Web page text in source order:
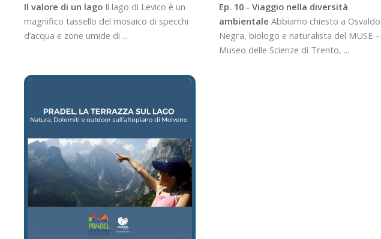
Il valore di un lago Il lago di Levico è un
magnifico tassello del mosaico di specchi
d’acqua e zone umide di ...
Ep. 10 - Viaggio nella diversità
ambientale Abbiamo chiesto a Osvaldo
Negra, biologo e naturalista del MUSE –
Museo delle Scienze di Trento, ...